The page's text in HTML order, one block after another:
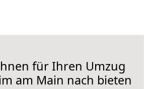
für Ihren Umzug
am Main nach bieten